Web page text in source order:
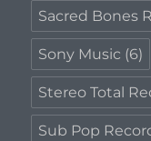
Sacred Bones
Sony Music (6)
Stereo Total
Sub Pop